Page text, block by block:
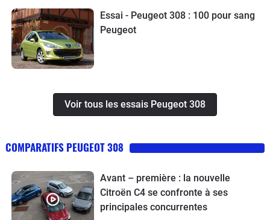
mais certains soucis ont fait et font toujours tâche dans la
carrière de la sochalienne.
Essai - Peugeot 308 : 100 pour sang
Peugeot
Voir tous les essais Peugeot 308
COMPARATIFS PEUGEOT 308
Avant – première : la nouvelle
Citroën C4 se confronte à ses
principales concurrentes